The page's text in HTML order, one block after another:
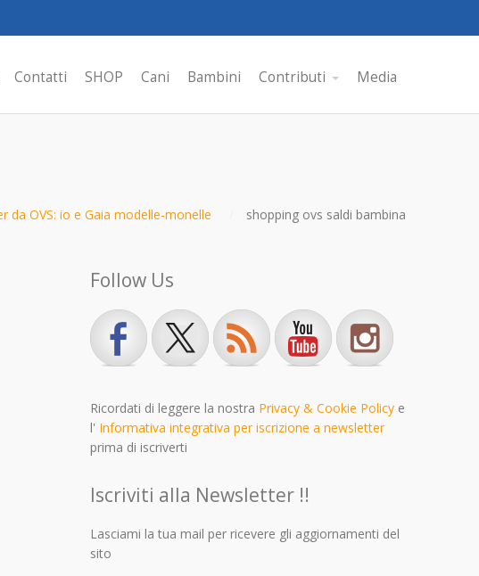
Contatti SHOP Cani Bambini Contributi Media
da OVS: io e Gaia modelle-monelle shopping ovs saldi bambina
Follow Us
Ricordati di leggere la nostra Privacy & Cookie Policye
l' Informativa integrativa per iscrizione a newsletter
prima di iscriverti
Iscriviti alla Newsletter !!
Lasciami la tua mail per ricevere gli aggiornamenti del
sito